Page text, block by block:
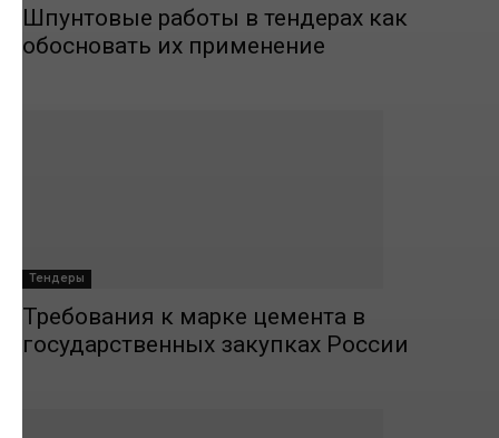
Шпунтовые работы в тендерах как
обосновать их применение
Тендеры
Требования к марке цемента в
государственных закупках России